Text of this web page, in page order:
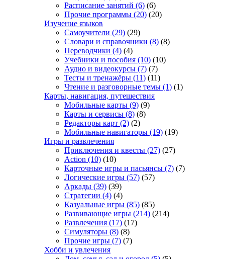
Расписание занятий (6) (6)
Прочие программы (20) (20)
Изучение языков
Самоучители (29) (29)
Словари и справочники (8) (8)
Переводчики (4) (4)
Учебники и пособия (10) (10)
Аудио и видеокурсы (7) (7)
Тесты и тренажёры (11) (11)
Чтение и разговорные темы (1) (1)
Карты, навигация, путешествия
Мобильные карты (9) (9)
Карты и сервисы (8) (8)
Редакторы карт (2) (2)
Мобильные навигаторы (19) (19)
Игры и развлечения
Приключения и квесты (27) (27)
Action (10) (10)
Карточные игры и пасьянсы (7) (7)
Логические игры (57) (57)
Аркады (39) (39)
Стратегии (4) (4)
Казуальные игры (85) (85)
Развивающие игры (214) (214)
Развлечения (17) (17)
Симуляторы (8) (8)
Прочие игры (7) (7)
Хобби и увлечения